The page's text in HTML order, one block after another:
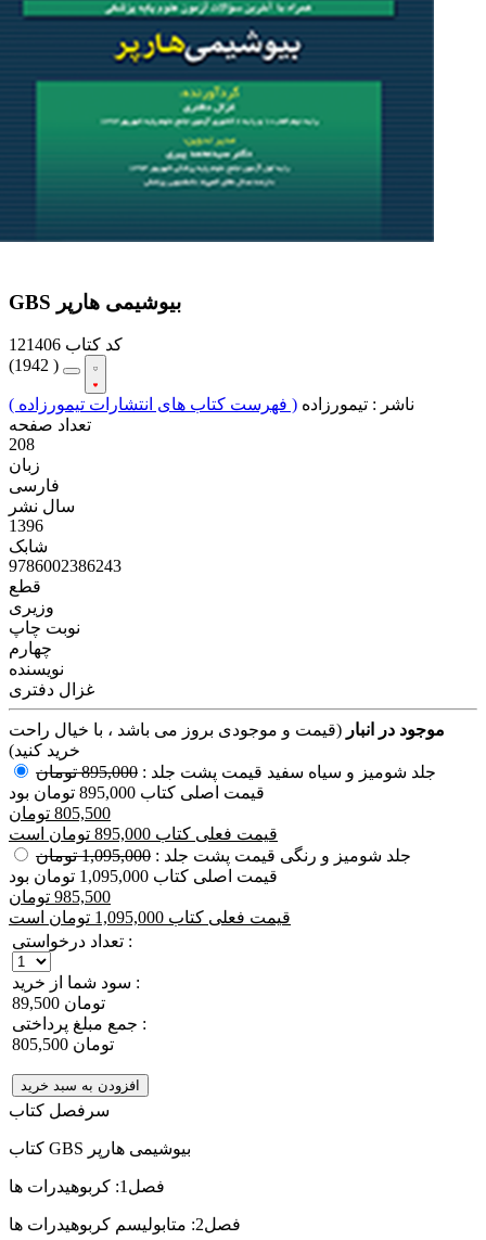
GBS بیوشیمی هارپر
کد کتاب 121406
(1942 )
ناشر : تیمورزاده ( فهرست کتاب های انتشارات تیمورزاده )
تعداد صفحه
208
زبان
فارسی
سال نشر
1396
شابک
9786002386243
قطع
وزیری
نوبت چاپ
چهارم
نویسنده
غزال دفتری
موجود در انبار (قیمت و موجودی بروز می باشد ، با خیال راحت
خرید کنید)
جلد شومیز و سیاه سفید قیمت پشت جلد : 895,000 تومان
قیمت اصلی کتاب 895,000 تومان بود
805,500 تومان
قیمت فعلی کتاب 895,000 تومان است
جلد شومیز و رنگی قیمت پشت جلد : 1,095,000 تومان
قیمت اصلی کتاب 1,095,000 تومان بود
985,500 تومان
قیمت فعلی کتاب 1,095,000 تومان است
تعداد درخواستی :
سود شما از خرید :
89,500 تومان
جمع مبلغ پرداختی :
805,500 تومان
افزودن به سبد خرید
سرفصل کتاب
کتاب GBS بیوشیمی هارپر
فصل1: کربوهیدرات ها
فصل2: متابولیسم کربوهیدرات ها